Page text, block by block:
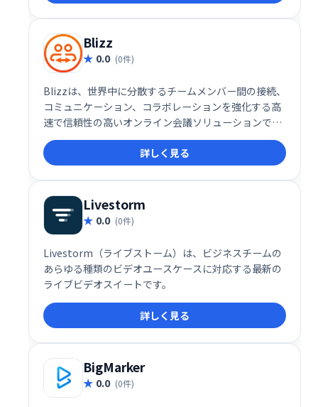
Blizz
0.0 (0件)
Blizzは、世界中に分散するチームメンバー間の接続、
コミュニケーション、コラボレーションを強化する高
速で信頼性の高いオンライン会議ソリューションで
す。必要なツールをすべて提供し、チームワークの向
上、ビジネスプロセスの最適化、生産性向上、強力な
リモートワーク環境構築を支援します。グローバルな
連携をスムーズに実現します。
詳しく見る
Livestorm
0.0 (0件)
Livestorm（ライブストーム）は、ビジネスチームの
あらゆる種類のビデオユースケースに対応する最新の
ライブビデオスイートです。
詳しく見る
BigMarker
0.0 (0件)